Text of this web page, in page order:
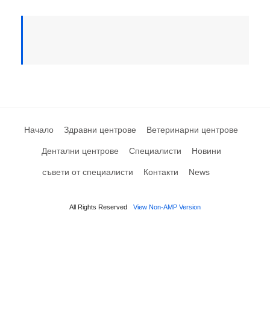
Начало Здравни центрове Ветеринарни центрове
Дентални центрове Специалисти Новини
съвети от специалисти Контакти News
All Rights Reserved View Non-AMP Version